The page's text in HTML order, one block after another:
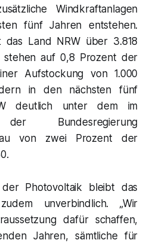
Windkraftanlagen
fünf Jahren entstehen.
das Land NRW über 3.818
stehen auf 0,8 Prozent der
Aufstockung von 1.000
in den nächsten fünf
deutlich unter dem im
der Bundesregierung
von zwei Prozent der
Photovoltaik bleibt das
unverbindlich. „Wir
dafür schaffen,
Jahren, sämtliche für